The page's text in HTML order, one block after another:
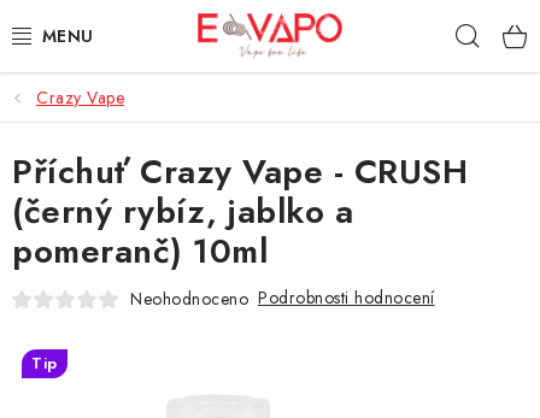
na
3D TISK
TIPY ZA DOBROU CENU
AROMATA A PŘÍCHUTĚ
BÁZE
E-LIQUIDY
Crazy Vape
Příchuť Crazy Vape - CRUSH
(černý rybíz, jablko a
pomeranč) 10ml
Neohodnoceno Podrobnosti hodnocení
Tip